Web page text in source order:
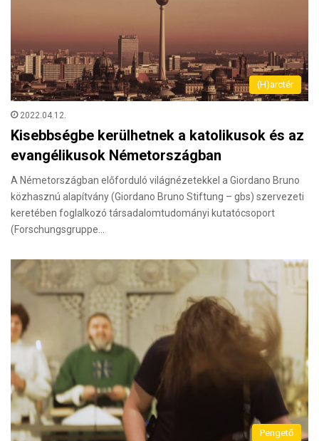
(H)arctér
2022.04.12.
Kisebbségbe kerülhetnek a katolikusok és az
evangélikusok Németországban
A Németországban előforduló világnézetekkel a Giordano Bruno
közhasznú alapítvány (Giordano Bruno Stiftung – gbs) szervezeti
keretében foglalkozó társadalomtudományi kutatócsoport
(Forschungsgruppe…
Pengető